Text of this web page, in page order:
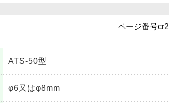
ページ番号cr2
ATS-50型
φ6又はφ8mm